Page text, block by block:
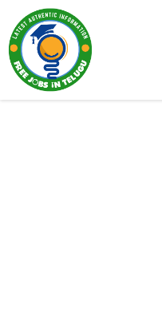
content